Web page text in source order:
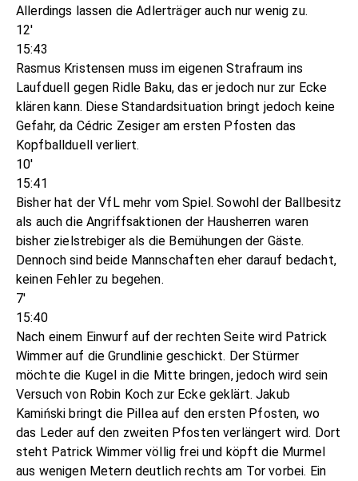
Allerdings lassen die Adlerträger auch nur wenig zu.
12'
15:43
Rasmus Kristensen muss im eigenen Strafraum ins
Laufduell gegen Ridle Baku, das er jedoch nur zur Ecke
klären kann. Diese Standardsituation bringt jedoch keine
Gefahr, da Cédric Zesiger am ersten Pfosten das
Kopfballduell verliert.
10'
15:41
Bisher hat der VfL mehr vom Spiel. Sowohl der Ballbesitz
als auch die Angriffsaktionen der Hausherren waren
bisher zielstrebiger als die Bemühungen der Gäste.
Dennoch sind beide Mannschaften eher darauf bedacht,
keinen Fehler zu begehen.
7'
15:40
Nach einem Einwurf auf der rechten Seite wird Patrick
Wimmer auf die Grundlinie geschickt. Der Stürmer
möchte die Kugel in die Mitte bringen, jedoch wird sein
Versuch von Robin Koch zur Ecke geklärt. Jakub
Kamiński bringt die Pillea auf den ersten Pfosten, wo
das Leder auf den zweiten Pfosten verlängert wird. Dort
steht Patrick Wimmer völlig frei und köpft die Murmel
aus wenigen Metern deutlich rechts am Tor vorbei. Ein